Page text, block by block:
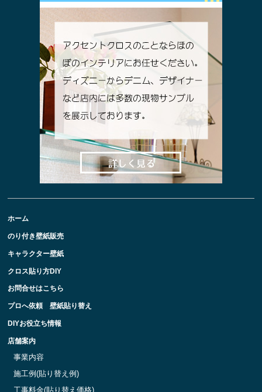
ホーム
のり付き壁紙販売
キャラクター壁紙
クロス貼り方DIY
お問合せはこちら
プロへ依頼 壁紙貼り替え
DIYお役立ち情報
店舗案内
事業内容
施工例(貼り替え例)
工事料金(貼り替え価格)